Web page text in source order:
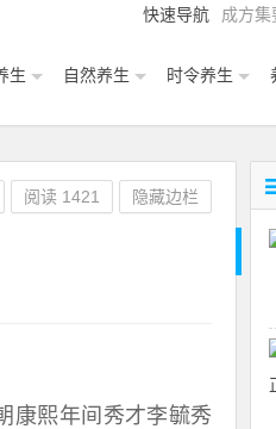
快速导航 成方集
生 自然养生 时令养生
熙年间秀才李毓秀
阅读 1421 隐藏边栏